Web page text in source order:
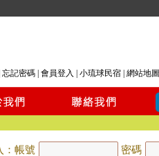
忘記密碼 會員登入 小琉球民宿 網站地圖
：帳號 密碼